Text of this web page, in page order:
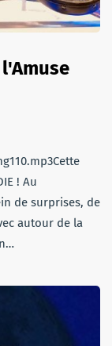
l'Amuse
! Au
de surprises, de
autour de la